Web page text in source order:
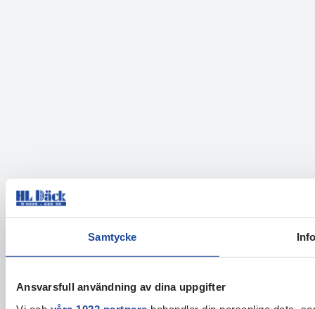
Samtycke
Ansvarsfull användning av dina uppgifter